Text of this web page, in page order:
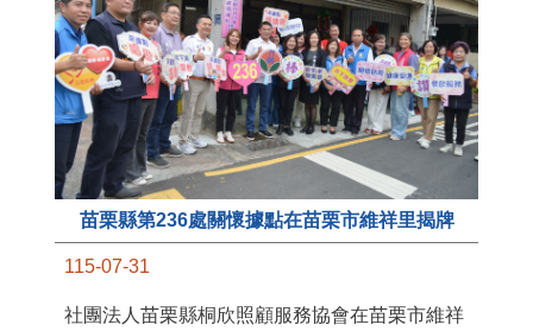
苗栗縣第236處關懷據點在苗栗市維祥里揭牌
115-07-31
社團法人苗栗縣桐欣照顧服務協會在苗栗市維祥